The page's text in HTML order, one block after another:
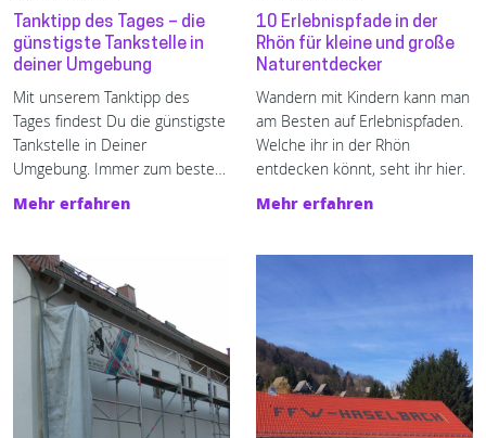
Tanktipp des Tages – die
günstigste Tankstelle in
deiner Umgebung
Mit unserem Tanktipp des
Tages findest Du die günstigste
Tankstelle in Deiner
Umgebung. Immer zum besten
Preis tanken - mit enerQuick.
Mehr erfahren
10 Erlebnispfade in der
Rhön für kleine und große
Naturentdecker
Wandern mit Kindern kann man
am Besten auf Erlebnispfaden.
Welche ihr in der Rhön
entdecken könnt, seht ihr hier.
Mehr erfahren